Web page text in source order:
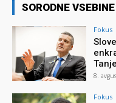
SORODNE VSEBINE
Fokus
8.
Fokus